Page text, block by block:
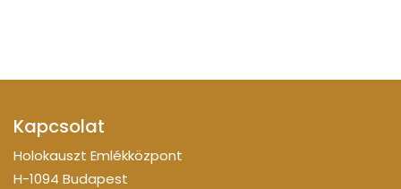
Kapcsolat
Holokauszt Emlékközpont
H-1094 Budapest